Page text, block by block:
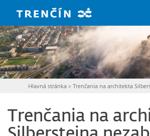
Hlavná stránka >Trenčania na architekta
Trenčania na